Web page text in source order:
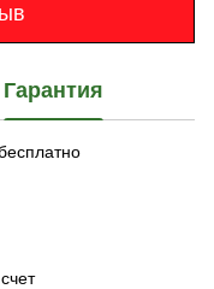
Гарантия